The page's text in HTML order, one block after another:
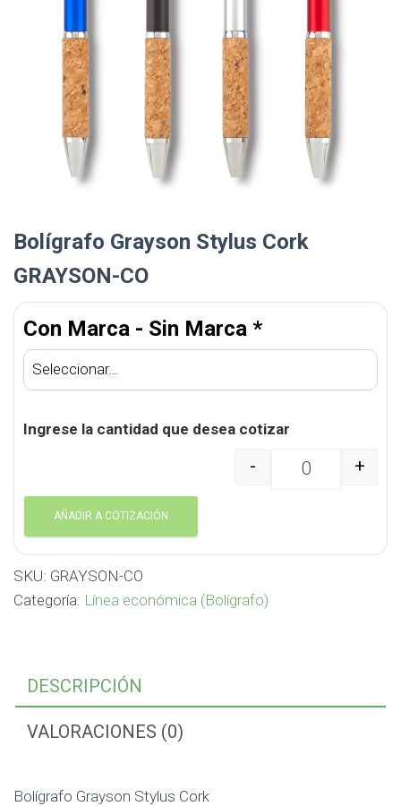
Bolígrafo Grayson Stylus Cork
GRAYSON-CO
Con Marca - Sin Marca *
Ingrese la cantidad que desea cotizar
Bolígrafo Grayson
- +
AÑADIR A COTIZACIÓN
SKU: GRAYSON-CO
Categoría: Línea económica (Bolígrafo)
DESCRIPCIÓN
VALORACIONES (0)
Bolígrafo Grayson Stylus Cork